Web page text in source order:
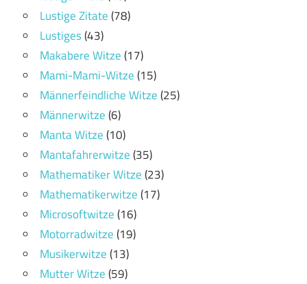
Lustige Zitate(78)
Lustiges(43)
Makabere Witze(17)
Mami-Mami-Witze(15)
Männerfeindliche Witze(25)
Männerwitze(6)
Manta Witze(10)
Mantafahrerwitze(35)
Mathematiker Witze(23)
Mathematikerwitze(17)
Microsoftwitze(16)
Motorradwitze(19)
Musikerwitze(13)
Mutter Witze(59)